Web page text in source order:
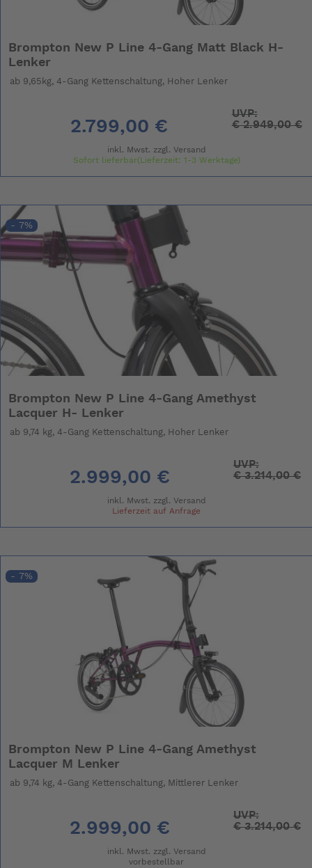
Brompton New P Line 4-Gang Matt Black H-
Lenker
ab 9,65kg, 4-Gang Kettenschaltung, Hoher Lenker
2.799,00 €
UVP:
€2.949,00 €
inkl. Mwst. zzgl. Versand
Sofort lieferbar(Lieferzeit: 1-3 Werktage)
- 7%
Brompton New P Line 4-Gang Amethyst
Lacquer H- Lenker
ab 9,74 kg, 4-Gang Kettenschaltung, Hoher Lenker
2.999,00 €
UVP:
€3.214,00 €
inkl. Mwst. zzgl. Versand
Lieferzeit auf Anfrage
- 7%
Brompton New P Line 4-Gang Amethyst
Lacquer M Lenker
ab 9,74 kg, 4-Gang Kettenschaltung, Mittlerer Lenker
2.999,00 €
UVP:
€3.214,00 €
inkl. Mwst. zzgl. Versand
vorbestellbar